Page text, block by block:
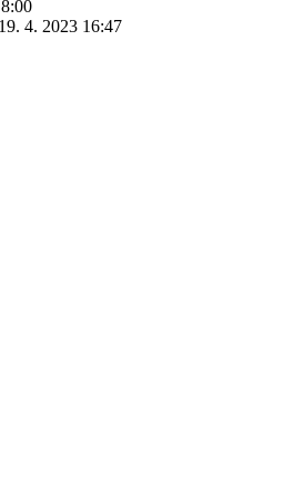
19. 4. 2023 16:47